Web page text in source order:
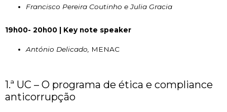
Francisco Pereira Coutinho e Julia Gracia
19h00- 20h00 | Key note speaker
António Delicado, MENAC
1.ª UC – O programa de ética e compliance
anticorrupção